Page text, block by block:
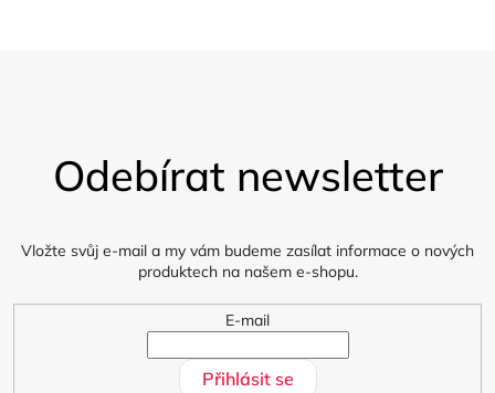
Odebírat newsletter
Vložte svůj e-mail a my vám budeme zasílat informace o nových
produktech na našem e-shopu.
E-mail
Přihlásit se